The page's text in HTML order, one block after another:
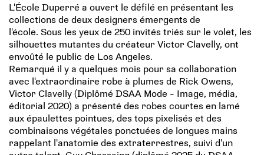
L'École Duperré a ouvert le défilé en présentant les
collections de deux designers émergents de
l'école. Sous les yeux de 250 invités triés sur le volet, les
silhouettes mutantes du créateur Victor Clavelly, ont
envoûté le public de Los Angeles.
Remarqué il y a quelques mois pour sa collaboration
avec l'extraordinaire robe à plumes de Rick Owens,
Victor Clavelly (Diplômé DSAA Mode - Image, média,
éditorial 2020) a présenté des robes courtes en lamé
aux épaulettes pointues, des tops pixelisés et des
combinaisons végétales ponctuées de longues mains
rappelant l'anatomie des extraterrestres, suivi d'un